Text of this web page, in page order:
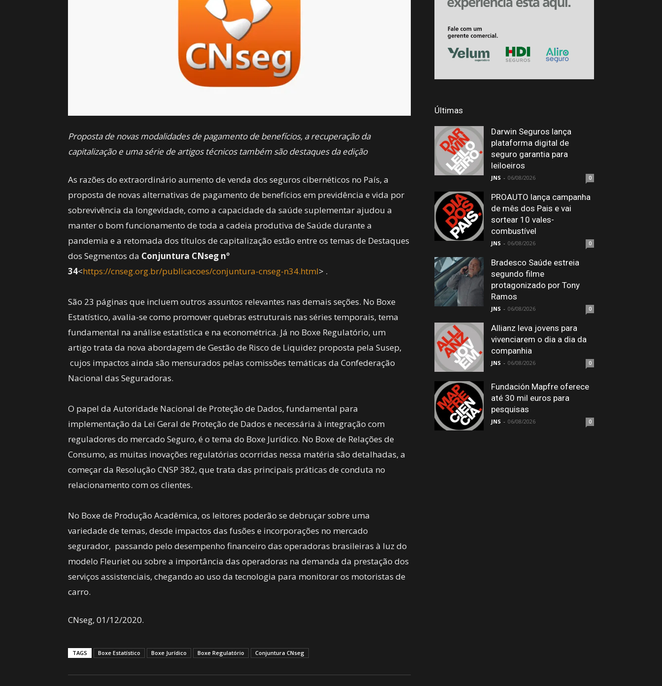
Proposta de novas modalidades de pagamento de benefícios, a recuperação da
capitalização e uma série de artigos técnicos também são destaques da edição
As razões do extraordinário aumento de venda dos seguros cibernéticos no País, a
proposta de novas alternativas de pagamento de benefícios em previdência e vida por
sobrevivência da longevidade, como a capacidade da saúde suplementar ajudou a
manter o bom funcionamento de toda a cadeia produtiva de Saúde durante a
pandemia e a retomada dos títulos de capitalização estão entre os temas de Destaques
dos Segmentos da Conjuntura CNseg nº
34<https://cnseg.org.br/publicacoes/conjuntura-cnseg-n34.html> .
São 23 páginas que incluem outros assuntos relevantes nas demais seções. No Boxe
Estatístico, avalia-se como promover quebras estruturais nas séries temporais, tema
fundamental na análise estatística e na econométrica. Já no Boxe Regulatório, um
artigo trata da nova abordagem de Gestão de Risco de Liquidez proposta pela Susep,
cujos impactos ainda são mensurados pelas comissões temáticas da Confederação
Nacional das Seguradoras.
O papel da Autoridade Nacional de Proteção de Dados, fundamental para
implementação da Lei Geral de Proteção de Dados e necessária à integração com
reguladores do mercado Seguro, é o tema do Boxe Jurídico. No Boxe de Relações de
Consumo, as muitas inovações regulatórias ocorridas nessa matéria são detalhadas, a
começar da Resolução CNSP 382, que trata das principais práticas de conduta no
relacionamento com os clientes.
No Boxe de Produção Acadêmica, os leitores poderão se debruçar sobre uma
variedade de temas, desde impactos das fusões e incorporações no mercado
segurador, passando pelo desempenho financeiro das operadoras brasileiras à luz do
modelo Fleuriet ou sobre a importância das operadoras na demanda da prestação dos
serviços assistenciais, chegando ao uso da tecnologia para monitorar os motoristas de
carro.
CNseg, 01/12/2020.
TAGS Boxe Estatístico Boxe Jurídico Boxe Regulatório Conjuntura CNseg
Últimas
Darwin Seguros lança
plataforma digital de
seguro garantia para
leiloeiros
JNS - 06/08/2026 0
PROAUTO lança campanha
de mês dos Pais e vai
sortear 10 vales-
combustível
JNS - 06/08/2026 0
Bradesco Saúde estreia
segundo filme
protagonizado por Tony
Ramos
JNS - 06/08/2026 0
Allianz leva jovens para
vivenciarem o dia a dia da
companhia
JNS - 06/08/2026 0
Fundación Mapfre oferece
até 30 mil euros para
pesquisas
JNS - 06/08/2026 0